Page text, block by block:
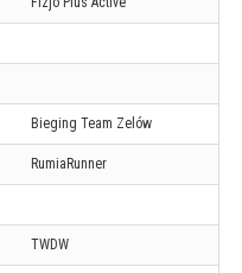
Bieging Team Zelów
RumiaRunner
TWDW